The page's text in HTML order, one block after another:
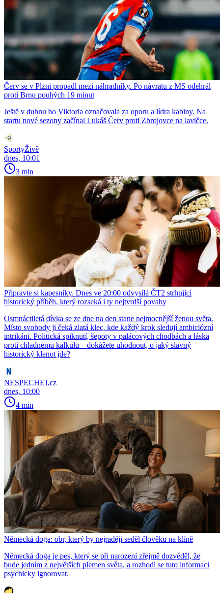
Červ se v Plzni propadl mezi náhradníky. Po návratu z MS odehrál
proti Brnu pouhých 19 minut
Ještě v dubnu ho Viktoria označovala za oporu a lídra kabiny. Na
startu nové sezony začínal Lukáš Červ proti Zbrojovce na lavičce.
SportyŽivě
dnes, 10:01
3 min
Připravte si kapesníky. Dnes ve 20:00 odvysílá ČT2 strhující
historický příběh, který rozseká i ty nejtvrdší povahy
Osmnáctiletá dívka se ze dne na den stane nejmocnější ženou světa.
Místo svobody ji čeká zlatá klec, kde každý krok sledují ambiciózní
intrikáni. Politická spiknutí, šepoty v palácových chodbách a láska
proti chladnému kalkulu – dokážete uhodnout, o jaký slavný
historický klenot jde?
NESPECHEJ.cz
dnes, 10:00
4 min
Německá doga: obr, který by nejraději seděl člověku na klíně
Německá doga je pes, který se při narození zřejmě dozvěděl, že
bude jedním z největších plemen světa, a rozhodl se tuto informaci
psychicky ignorovat.